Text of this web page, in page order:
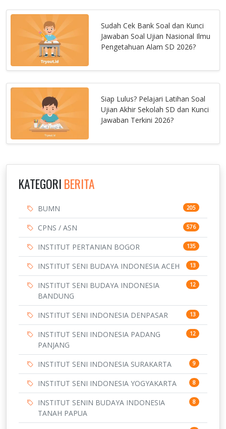
Sudah Cek Bank Soal dan Kunci
Jawaban Soal Ujian Nasional Ilmu
Pengetahuan Alam SD 2026?
Siap Lulus? Pelajari Latihan Soal
Ujian Akhir Sekolah SD dan Kunci
Jawaban Terkini 2026?
KATEGORI BERITA
BUMN 205
CPNS / ASN 576
INSTITUT PERTANIAN BOGOR 135
INSTITUT SENI BUDAYA INDONESIA ACEH 13
INSTITUT SENI BUDAYA INDONESIA
BANDUNG
12
INSTITUT SENI INDONESIA DENPASAR 13
INSTITUT SENI INDONESIA PADANG
PANJANG
12
INSTITUT SENI INDONESIA SURAKARTA 9
INSTITUT SENI INDONESIA YOGYAKARTA 8
INSTITUT SENIN BUDAYA INDONESIA
TANAH PAPUA
8